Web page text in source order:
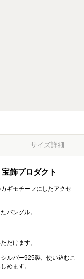
サイズ詳細
飾プロダクト
ギモチーフにしたアクセ
バングル。
だけます。
ルバー925製。使い込むこ
めます。